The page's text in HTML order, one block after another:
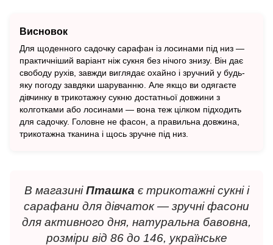
Висновок
Для щоденного садочку сарафан із лосинами під низ —
практичніший варіант ніж сукня без нічого знизу. Він дає
свободу рухів, завжди виглядає охайно і зручний у будь-
яку погоду завдяки шаруванню. Але якщо ви одягаєте
дівчинку в трикотажну сукню достатньої довжини з
колготками або лосинами — вона теж цілком підходить
для садочку. Головне не фасон, а правильна довжина,
трикотажна тканина і щось зручне під низ.
В магазиніПташка є трикотажні сукні і
сарафани для дівчаток — зручні фасони
для активного дня, натуральна бавовна,
розміри від 86 до 146, українське